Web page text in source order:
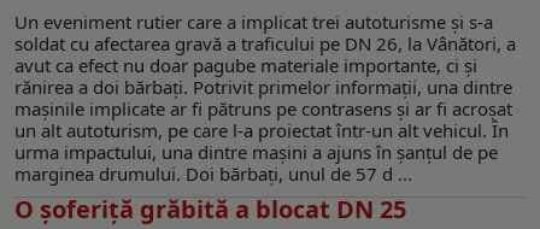
Un eveniment rutier care a implicat trei autoturisme și s-a
soldat cu afectarea gravă a traficului pe DN 26, la Vânători, a
avut ca efect nu doar pagube materiale importante, ci și
rănirea a doi bărbați. Potrivit primelor informații, una dintre
mașinile implicate ar fi pătruns pe contrasens și ar fi acroșat
un alt autoturism, pe care l-a proiectat într-un alt vehicul. În
urma impactului, una dintre mașini a ajuns în șanțul de pe
marginea drumului. Doi bărbați, unul de 57 d ...
O șoferiță grăbită a blocat DN 25